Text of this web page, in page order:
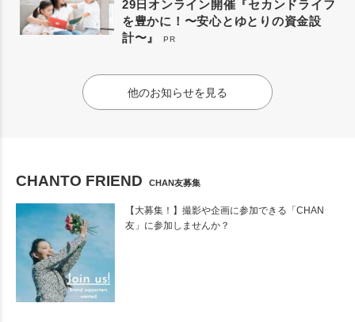
29日オンライン開催『セカンドライフ
を豊かに！〜安心とゆとりの資金設
計〜』
PR
他のお知らせを見る
CHANTO FRIEND CHAN友募集
【大募集！】撮影や企画に参加できる「CHAN
友」に参加しませんか？